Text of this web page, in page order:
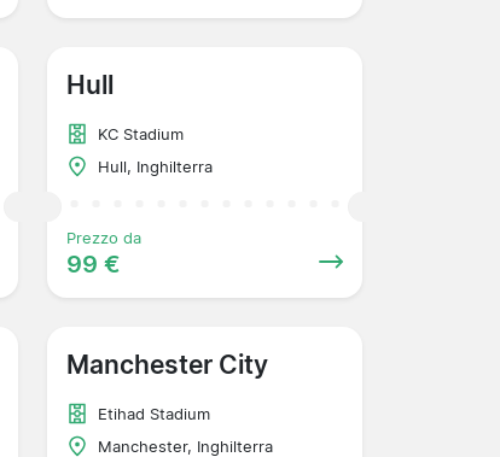
Hull
KC Stadium
Hull, Inghilterra
Prezzo da
99 €
Manchester City
Etihad Stadium
Manchester, Inghilterra